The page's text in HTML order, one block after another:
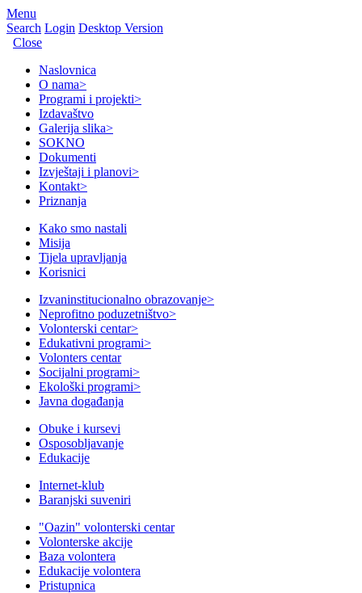
Menu
Search Login Desktop Version
Close
Naslovnica
O nama>
Programi i projekti>
Izdavaštvo
Galerija slika>
SOKNO
Dokumenti
Izvještaji i planovi>
Kontakt>
Priznanja
Kako smo nastali
Misija
Tijela upravljanja
Korisnici
Izvaninstitucionalno obrazovanje>
Neprofitno poduzetništvo>
Volonterski centar>
Edukativni programi>
Volonters centar
Socijalni programi>
Ekološki programi>
Javna događanja
Obuke i kursevi
Osposobljavanje
Edukacije
Internet-klub
Baranjski suveniri
"Oazin" volonterski centar
Volonterske akcije
Baza volontera
Edukacije volontera
Pristupnica